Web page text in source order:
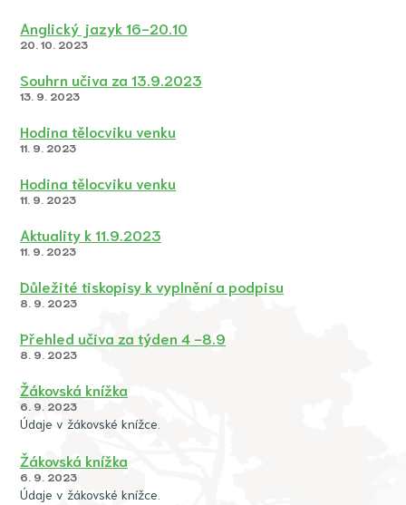
Anglický jazyk 16-20.10
20. 10. 2023
Souhrn učiva za 13.9.2023
13. 9. 2023
Hodina tělocviku venku
11. 9. 2023
Hodina tělocviku venku
11. 9. 2023
Aktuality k 11.9.2023
11. 9. 2023
Důležité tiskopisy k vyplnění a podpisu
8. 9. 2023
Přehled učiva za týden 4 -8.9
8. 9. 2023
Žákovská knížka
6. 9. 2023
Údaje v žákovské knížce.
Žákovská knížka
6. 9. 2023
Údaje v žákovské knížce.